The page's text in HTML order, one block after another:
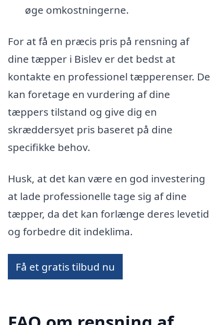
øge omkostningerne.
For at få en præcis pris på rensning af
dine tæpper i Bislev er det bedst at
kontakte en professionel tæpperenser. De
kan foretage en vurdering af dine
tæppers tilstand og give dig en
skræddersyet pris baseret på dine
specifikke behov.
Husk, at det kan være en god investering
at lade professionelle tage sig af dine
tæpper, da det kan forlænge deres levetid
og forbedre dit indeklima.
Få et gratis tilbud nu